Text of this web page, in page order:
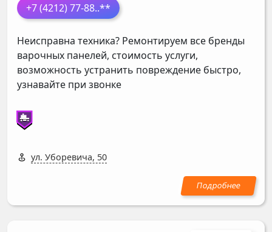
+7 (4212) 77-88..**
Неисправна техника? Ремонтируем все бренды
варочных панелей, стоимость услуги,
возможность устранить повреждение быстро,
узнавайте при звонке
ул. Уборевича, 50